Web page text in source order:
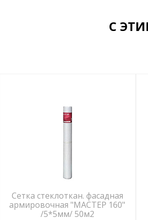
С
Сетка стеклоткан. фасадная
армировочная "МАСТЕР 160"
/5*5мм/ 50м2